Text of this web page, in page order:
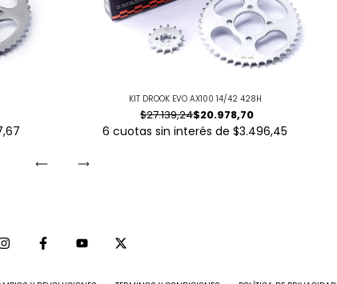
KIT DROOK EVO AX100 14/42 428H
$20.978,70
$27.139,24
6 cuotas sin interés de$3.496,45